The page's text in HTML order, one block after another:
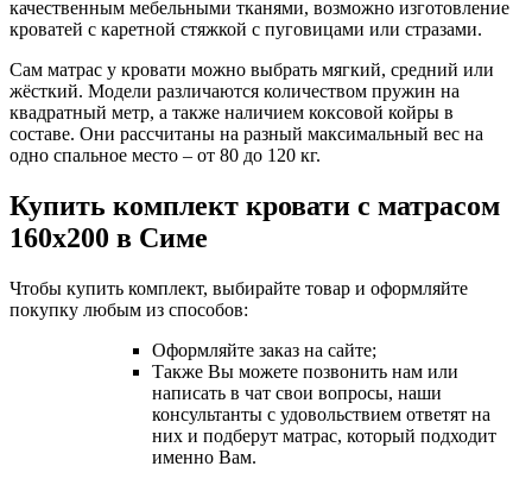
качественным мебельными тканями, возможно изготовление
кроватей с каретной стяжкой с пуговицами или стразами.
Сам матрас у кровати можно выбрать мягкий, средний или
жёсткий. Модели различаются количеством пружин на
квадратный метр, а также наличием коксовой койры в
составе. Они рассчитаны на разный максимальный вес на
одно спальное место – от 80 до 120 кг.
Купить комплект кровати с матрасом
160х200 в Симе
Чтобы купить комплект, выбирайте товар и оформляйте
покупку любым из способов:
Оформляйте заказ на сайте;
Также Вы можете позвонить нам или
написать в чат свои вопросы, наши
консультанты с удовольствием ответят на
них и подберут матрас, который подходит
именно Вам.